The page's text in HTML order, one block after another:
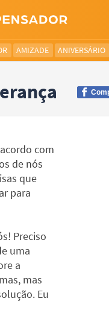
AMIZADE ANIVERSÁRIO
com
de nós
que
para
Preciso
uma
a
mas
Eu